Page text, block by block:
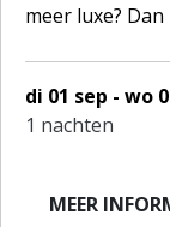
meer luxe?
2 slaapkamers,
di 01 sep - wo
1 nachten
MEER